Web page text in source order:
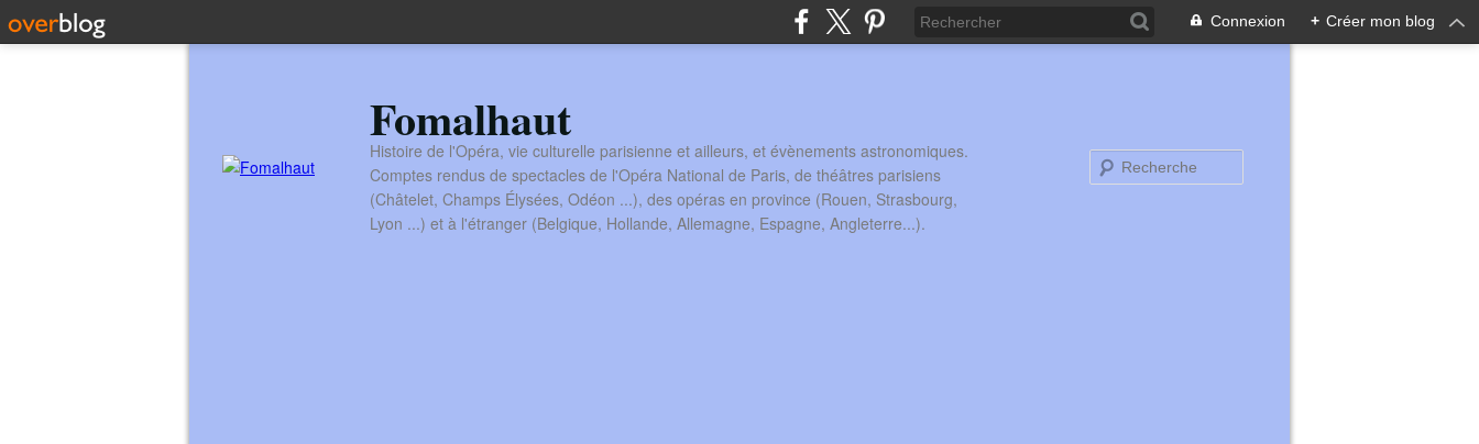
Connexion + Créer mon blog
Fomalhaut
Histoire de l'Opéra, vie culturelle parisienne et ailleurs, et évènements astronomiques.
Comptes rendus de spectacles de l'Opéra National de Paris, de théâtres parisiens
(Châtelet, Champs Élysées, Odéon ...), des opéras en province (Rouen, Strasbourg,
Lyon ...) et à l'étranger (Belgique, Hollande, Allemagne, Espagne, Angleterre...).